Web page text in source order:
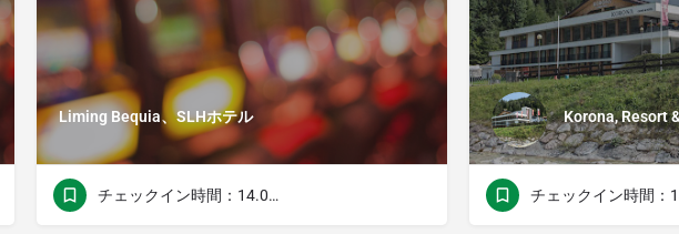
Liming Bequia、SLHホテル
チェックイン時間：14.00チェックアウト時間：11.00
Korona, Resort